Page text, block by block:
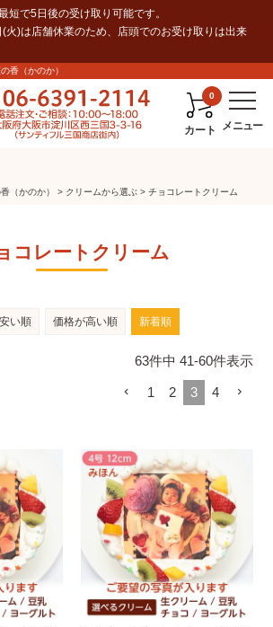
短で5日後の受け取り可能です。
)は店舗休業のため、店頭でのお受け取りは出来
香（かのか）
0
カート
（かのか） クリームから選ぶ チョコレートクリーム
コレートクリーム
い順 価格が高い順 新着順
63件中 41-60件表示
1 2 3 4